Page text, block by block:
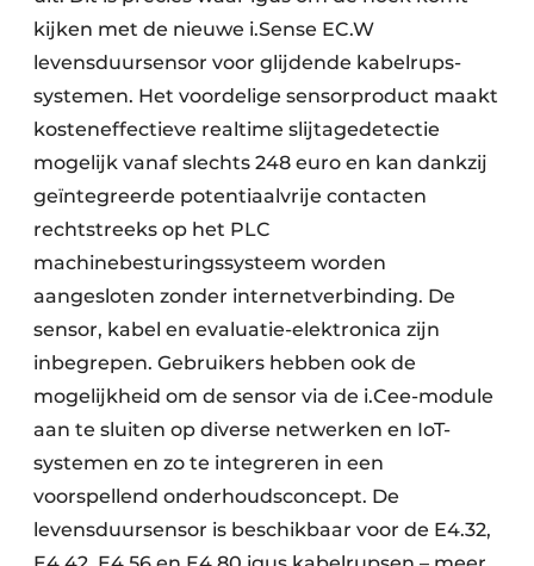
kijken met de nieuwe i.Sense EC.W
levensduursensor voor glijdende kabelrups-
systemen. Het voordelige sensorproduct maakt
kosteneffectieve realtime slijtagedetectie
mogelijk vanaf slechts 248 euro en kan dankzij
geïntegreerde potentiaalvrije contacten
rechtstreeks op het PLC
machinebesturingssysteem worden
aangesloten zonder internetverbinding. De
sensor, kabel en evaluatie-elektronica zijn
inbegrepen. Gebruikers hebben ook de
mogelijkheid om de sensor via de i.Cee-module
aan te sluiten op diverse netwerken en IoT-
systemen en zo te integreren in een
voorspellend onderhoudsconcept. De
levensduursensor is beschikbaar voor de E4.32,